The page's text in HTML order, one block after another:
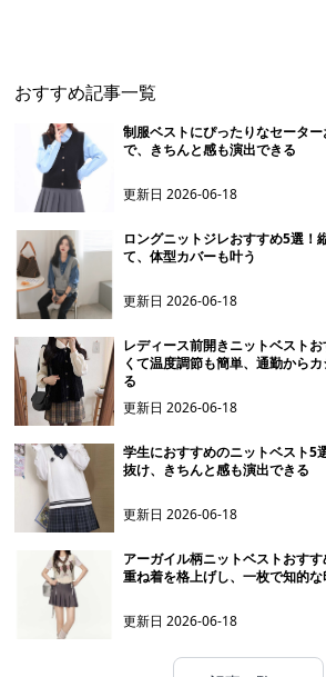
おすすめ記事一覧
制服ベストにぴったりなセータ
で、きちんと感も演出できる
更新日2026-06-18
ロングニットジレおすすめ5選！
て、体型カバーも叶う
更新日2026-06-18
レディース前開きニットベスト
くて温度調節も簡単、通勤から
る
更新日2026-06-18
学生におすすめのニットベスト5
抜け、きちんと感も演出できる
更新日2026-06-18
アーガイル柄ニットベストおす
重ね着を格上げし、一枚で知的
更新日2026-06-18